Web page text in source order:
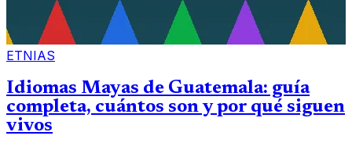
ETNIAS
Idiomas Mayas de Guatemala: guía
completa, cuántos son y por qué siguen
vivos